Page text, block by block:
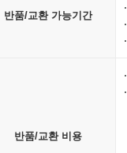
반품/교환 가능기간
반품/교환 비용